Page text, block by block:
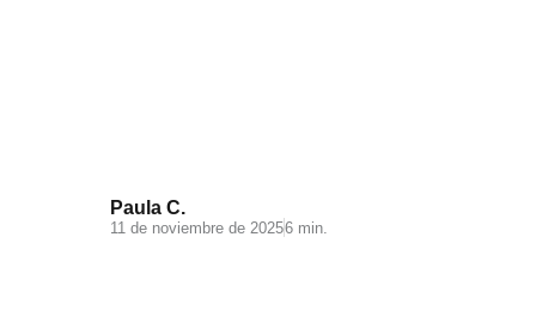
Paula C.
11 de noviembre de 20256 min.